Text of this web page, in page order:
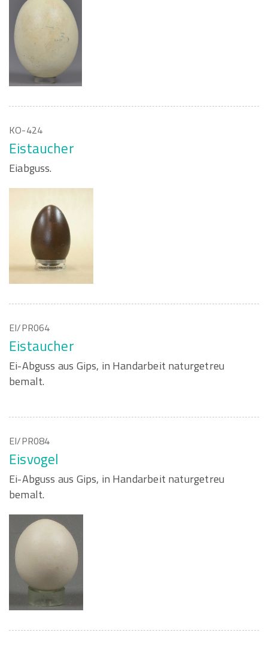
KO-424
Eistaucher
Eiabguss.
EI/PR064
Eistaucher
Ei-Abguss aus Gips, in Handarbeit naturgetreu
bemalt.
EI/PR084
Eisvogel
Ei-Abguss aus Gips, in Handarbeit naturgetreu
bemalt.